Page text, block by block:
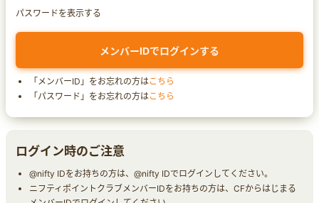
パスワードを表示する
「メンバーID」をお忘れの方はこちら
「パスワード」をお忘れの方はこちら
ログイン時のご注意
@nifty IDをお持ちの方は、@nifty IDでログインしてください。
ニフティポイントクラブメンバーIDをお持ちの方は、CFからはじまる